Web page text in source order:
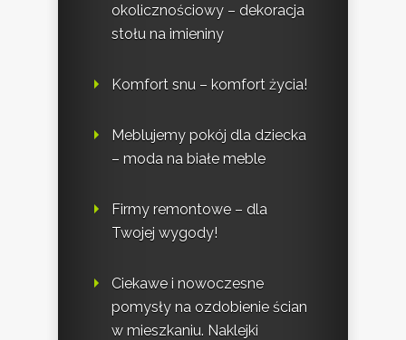
okolicznościowy – dekoracja
stołu na imieniny
Komfort snu – komfort życia!
Meblujemy pokój dla dziecka
– moda na białe meble
Firmy remontowe – dla
Twojej wygody!
Ciekawe i nowoczesne
pomysły na ozdobienie ścian
w mieszkaniu. Naklejki